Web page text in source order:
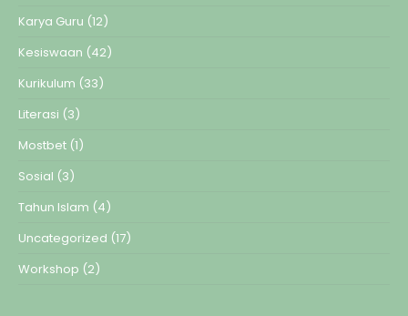
Karya Guru (12)
Kesiswaan (42)
Kurikulum (33)
Literasi (3)
Mostbet (1)
Sosial (3)
Tahun Islam (4)
Uncategorized (17)
Workshop (2)